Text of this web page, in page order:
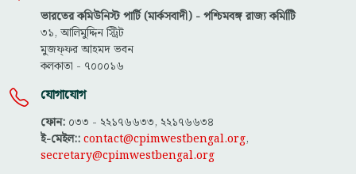
ভারতের কমিউনিস্ট পার্টি (মার্কসবাদী) - পশ্চিমবঙ্গ রাজ্য কমিটিি
৩১, আলিমুদ্দিন স্ট্রিট
মুজফ্ফ‌র আহমদ ভবন
কলকাতা - ৭০০০১৬
যোগাযোগ
ফোন: ০৩৩ - ২২১৭৬৬৩৩, ২২১৭৬৬৩৪
ই-মেইল::contact@cpimwestbengal.org,
secretary@cpimwestbengal.org